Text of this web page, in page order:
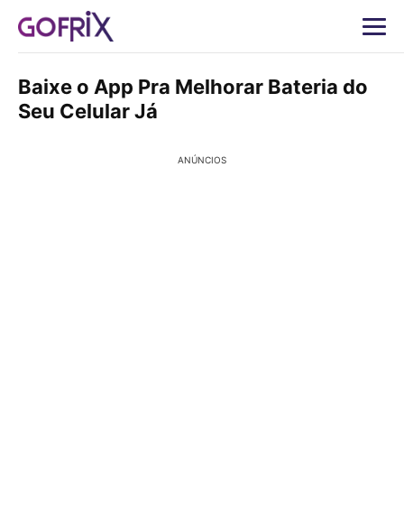
Baixe o App Pra Melhorar Bateria do
Seu Celular Já
ANÚNCIOS